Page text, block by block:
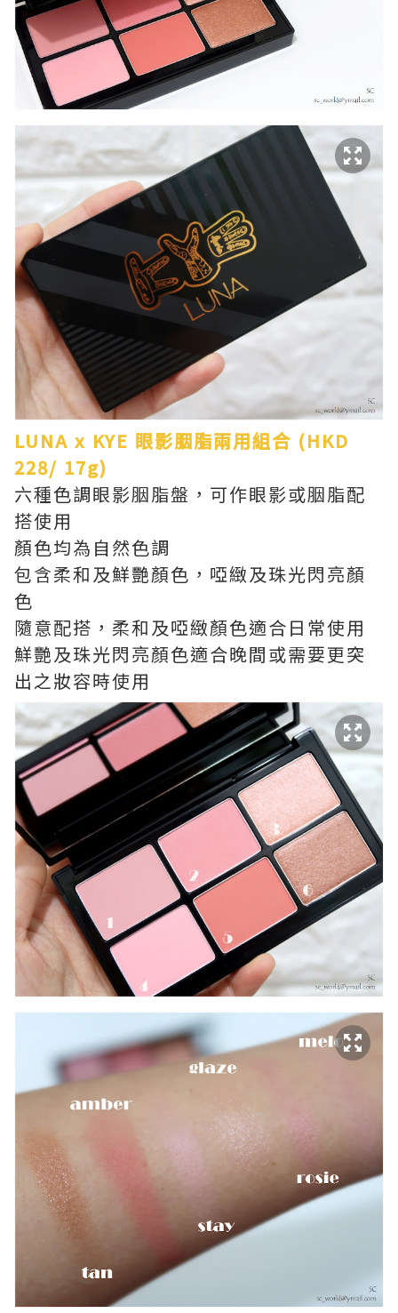
LUNA x KYE 眼影胭脂兩用組合 (HKD
228/ 17g)
六種色調眼影胭脂盤，可作眼影或胭脂配
搭使用
顏色均為自然色調
包含柔和及鮮艷顏色，啞緻及珠光閃亮顏
色
隨意配搭，柔和及啞緻顏色適合日常使用
鮮艷及珠光閃亮顏色適合晚間或需要更突
出之妝容時使用